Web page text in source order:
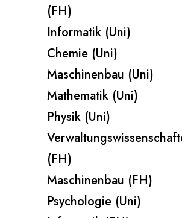
(FH)
Informatik (Uni)
Chemie (Uni)
Maschinenbau (Uni)
Mathematik (Uni)
Physik (Uni)
(FH)
Maschinenbau (FH)
Psychologie (Uni)